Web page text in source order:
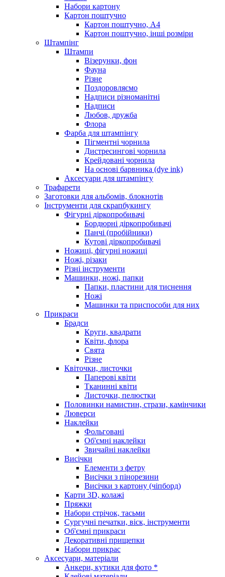
Набори картону
Картон поштучно
Картон поштучно, А4
Картон поштучно, інші розміри
Штампінг
Штампи
Візерунки, фон
Фауна
Різне
Поздоровляємо
Надписи різноманітні
Надписи
Любов, дружба
Флора
Фарба для штампінгу
Пігментні чорнила
Дистресингові чорнила
Крейдовані чорнила
На основі барвника (dye ink)
Аксесуари для штампінгу
Трафарети
Заготовки для альбомів, блокнотів
Інструменти для скрапбукингу
Фігурні діркопробивачі
Бордюрні діркопробивачі
Панчі (пробійники)
Кутові діркопробивачі
Ножиці, фігурні ножиці
Ножі, різаки
Різні інструменти
Машинки, ножі, папки
Папки, пластини для тиснення
Ножі
Машинки та приспособи для них
Прикраси
Брадси
Круги, квадрати
Квіти, флора
Свята
Різне
Квіточки, листочки
Паперові квіти
Тканинні квіти
Листочки, пелюстки
Половинки намистин, стрази, камінчики
Люверси
Наклейки
Фольговані
Об'ємні наклейки
Звичайні наклейки
Висічки
Елементи з фетру
Висічки з пінорезини
Висічки з картону (чіпборд)
Карти 3D, колажі
Пряжки
Набори стрічок, тасьми
Сургучні печатки, віск, інструменти
Об'ємні прикраси
Декоративні прищепки
Набори прикрас
Аксесуари, матеріали
Анкери, кутики для фото *